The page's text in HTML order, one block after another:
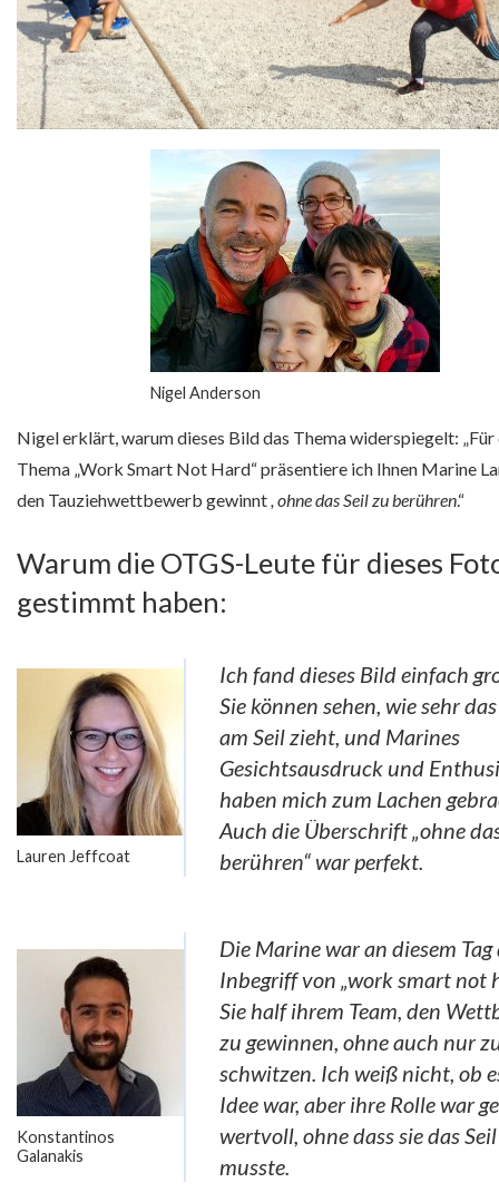
Nigel Anderson
Nigel erklärt, warum dieses Bild das Thema widerspiegelt: „Für
Thema „Work Smart Not Hard“ präsentiere ich Ihnen Marine
den Tauziehwettbewerb gewinnt , ohne das Seil zu berühren.“
Warum die OTGS-Leute für dieses
gestimmt haben:
Lauren Jeffcoat
Ich fand dieses Bild einfach
Sie können sehen, wie sehr
am Seil zieht, und Marines
Gesichtsausdruck und
haben mich zum Lachen
Auch die Überschrift „ohne
berühren“ war perfekt.
Konstantinos
Galanakis
Die Marine war an diesem Tag
Inbegriff von „work smart not
Sie half ihrem Team, den
zu gewinnen, ohne auch nur
schwitzen. Ich weiß nicht, ob
Idee war, aber ihre Rolle war
wertvoll, ohne dass sie das
musste.